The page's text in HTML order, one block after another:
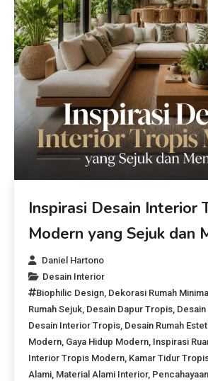
Inspirasi Desain Interior
Modern yang Sejuk dan
Daniel Hartono
Desain Interior
Biophilic Design, Dekorasi Rumah
Rumah Sejuk, Desain Dapur Tropis,
Desain Interior Tropis, Desain Rumah
Modern, Gaya Hidup Modern, Inspirasi
Interior Tropis Modern, Kamar Tidur
Alami, Material Alami Interior,